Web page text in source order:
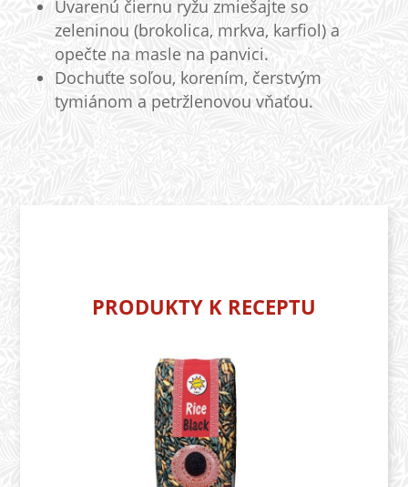
Uvarenú čiernu ryžu zmiešajte so
zeleninou (brokolica, mrkva, karfiol) a
opečte na masle na panvici.
Dochuťte soľou, korením, čerstvým
tymiánom a petržlenovou vňaťou.
PRODUKTY K RECEPTU